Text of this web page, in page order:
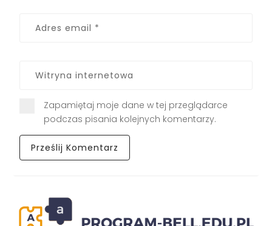
Zapamiętaj moje dane w tej przeglądarce
podczas pisania kolejnych komentarzy.